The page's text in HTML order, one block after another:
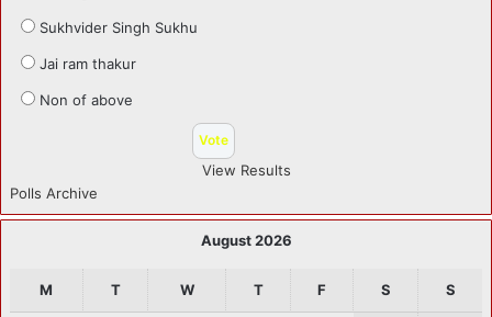
Sukhvider Singh Sukhu
Jai ram thakur
Non of above
View Results
Polls Archive
August 2026
M T W T F S S